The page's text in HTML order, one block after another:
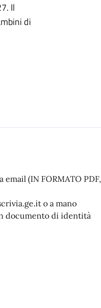
Il
di
(IN FORMATO PDF,
o a mano
documento di identità